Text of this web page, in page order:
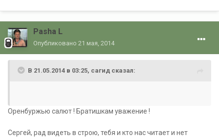
Pasha L
Опубликовано 21 мая, 2014
В 21.05.2014 в 03:25, сагид сказал:
Оренбуржью салют ! Братишкам уважение !
Сергей, рад видеть в строю, тебя и кто нас читает и нет